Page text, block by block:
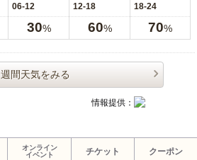
06-12 12-18 18-24
30% 60% 70%
週間天気をみる
情報提供：
オンライン
イベント
チケット クーポン